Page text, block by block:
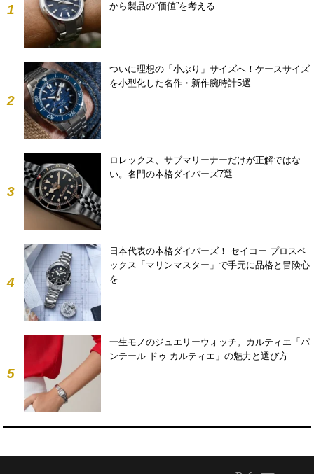
1
から製品の“価値”を考える
2
ついに理想の「小ぶり」サイズへ！ケースサイズ
を小型化した名作・新作腕時計5選
3
ロレックス、サブマリーナーだけが正解ではな
い。名門の本格ダイバーズ7選
4
日本代表の本格ダイバーズ！ セイコー プロスペ
ックス「マリンマスター」で手元に品格と冒険心
を
5
一生モノのジュエリーウォッチ。カルティエ「パ
ンテール ドゥ カルティエ」の魅力と選び方